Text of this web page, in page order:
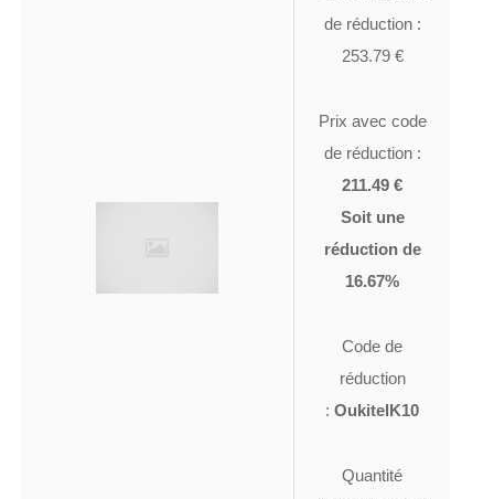
de réduction :
253.79 €
Prix avec code
de réduction :
211.49 €
Soit une
réduction de
16.67%
Code de
réduction
: OukitelK10
Quantité